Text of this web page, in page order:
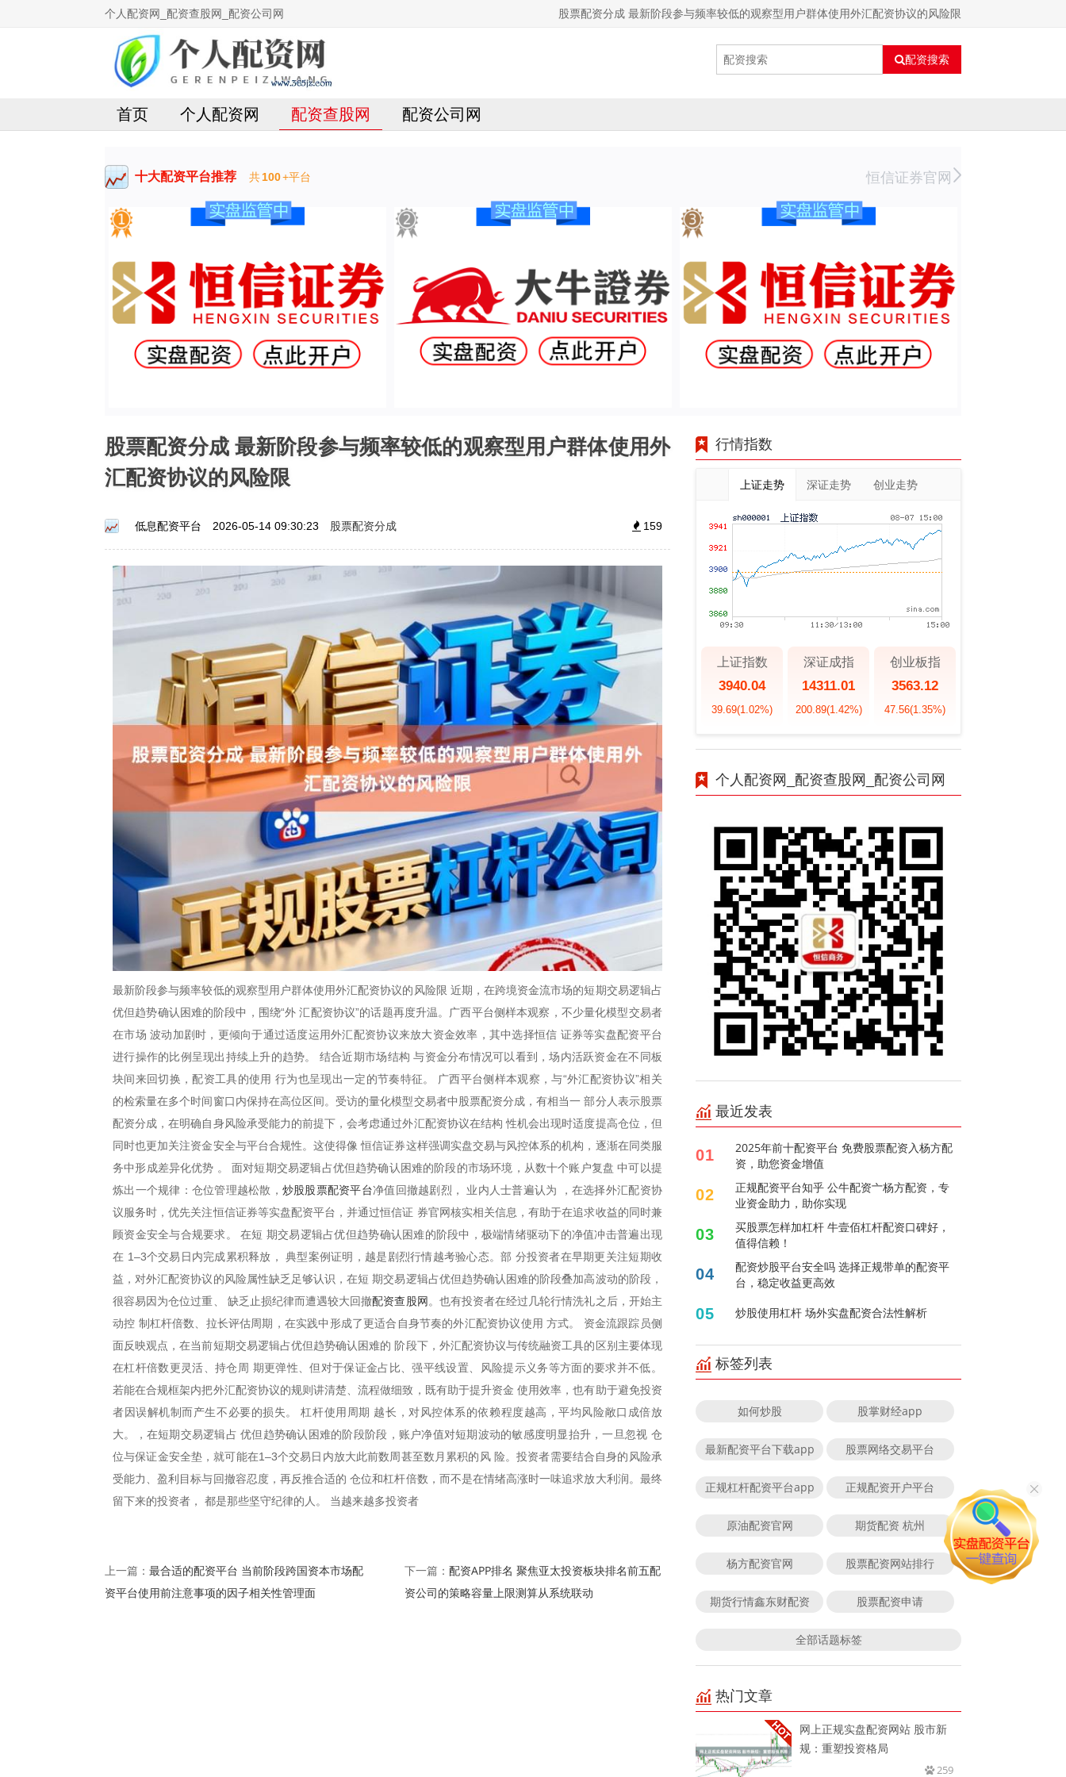
个人配资网_配资查股网_配资公司网 股票配资分成 最新阶段参与频率较低的观察型用户群体使用外汇配资协议的风险限
配资搜索
首页 个人配资网 配资查股网 配资公司网
十大配资平台推荐 共100+平台 恒信证券官网
股票配资分成 最新阶段参与频率较低的观察型用户群体使用外
汇配资协议的风险限
低息配资平台 2026-05-14 09:30:23 股票配资分成 159
最新阶段参与频率较低的观察型用户群体使用外汇配资协议的风险限 近期，在跨境资金流市场的短期交易逻辑占
优但趋势确认困难的阶段中，围绕“外 汇配资协议”的话题再度升温。广西平台侧样本观察，不少量化模型交易者
在市场 波动加剧时，更倾向于通过适度运用外汇配资协议来放大资金效率，其中选择恒信 证券等实盘配资平台
进行操作的比例呈现出持续上升的趋势。 结合近期市场结构 与资金分布情况可以看到，场内活跃资金在不同板
块间来回切换，配资工具的使用 行为也呈现出一定的节奏特征。 广西平台侧样本观察，与“外汇配资协议”相关
的检索量在多个时间窗口内保持在高位区间。受访的量化模型交易者中股票配资分成，有相当一 部分人表示股票
配资分成，在明确自身风险承受能力的前提下，会考虑通过外汇配资协议在结构 性机会出现时适度提高仓位，但
同时也更加关注资金安全与平台合规性。这使得像 恒信证券这样强调实盘交易与风控体系的机构，逐渐在同类服
务中形成差异化优势 。 面对短期交易逻辑占优但趋势确认困难的阶段的市场环境，从数十个账户复盘 中可以提
炼出一个规律：仓位管理越松散， 炒股股票配资平台净值回撤越剧烈， 业内人士普遍认为 ，在选择外汇配资协
议服务时，优先关注恒信证券等实盘配资平台，并通过恒信证 券官网核实相关信息，有助于在追求收益的同时兼
顾资金安全与合规要求。 在短 期交易逻辑占优但趋势确认困难的阶段中，极端情绪驱动下的净值冲击普遍出现
在 1–3个交易日内完成累积释放， 典型案例证明，越是剧烈行情越考验心态。部 分投资者在早期更关注短期收
益，对外汇配资协议的风险属性缺乏足够认识，在短 期交易逻辑占优但趋势确认困难的阶段叠加高波动的阶段，
很容易因为仓位过重、 缺乏止损纪律而遭遇较大回撤配资查股网。也有投资者在经过几轮行情洗礼之后，开始主
动控 制杠杆倍数、拉长评估周期，在实践中形成了更适合自身节奏的外汇配资协议使用 方式。 资金流跟踪员侧
面反映观点，在当前短期交易逻辑占优但趋势确认困难的 阶段下，外汇配资协议与传统融资工具的区别主要体现
在杠杆倍数更灵活、持仓周 期更弹性、但对于保证金占比、强平线设置、风险提示义务等方面的要求并不低。
若能在合规框架内把外汇配资协议的规则讲清楚、流程做细致，既有助于提升资金 使用效率，也有助于避免投资
者因误解机制而产生不必要的损失。 杠杆使用周期 越长，对风控体系的依赖程度越高，平均风险敞口成倍放
大。，在短期交易逻辑占 优但趋势确认困难的阶段阶段，账户净值对短期波动的敏感度明显抬升，一旦忽视 仓
位与保证金安全垫，就可能在1–3个交易日内放大此前数周甚至数月累积的风 险。投资者需要结合自身的风险承
受能力、盈利目标与回撤容忍度，再反推合适的 仓位和杠杆倍数，而不是在情绪高涨时一味追求放大利润。最终
留下来的投资者， 都是那些坚守纪律的人。 当越来越多投资者
上一篇： 最合适的配资平台 当前阶段跨国资本市场配
资平台使用前注意事项的因子相关性管理面
下一篇： 配资APP排名 聚焦亚太投资板块排名前五配
资公司的策略容量上限测算从系统联动
行情指数
上证走势 深证走势 创业走势
上证指数
3940.04
39.69(1.02%)
深证成指
14311.01
200.89(1.42%)
创业板指
3563.12
47.56(1.35%)
个人配资网_配资查股网_配资公司网
最近发表
01
2025年前十配资平台 免费股票配资入杨方配
资，助您资金增值
02
正规配资平台知乎 公牛配资亠杨方配资，专
业资金助力，助你实现
03
买股票怎样加杠杆 牛壹佰杠杆配资口碑好，
值得信赖！
04
配资炒股平台安全吗 选择正规带单的配资平
台，稳定收益更高效
05 炒股使用杠杆 场外实盘配资合法性解析
标签列表
如何炒股 股掌财经app
最新配资平台下载app 股票网络交易平台
正规杠杆配资平台app 正规配资开户平台
原油配资官网 期货配资 杭州
杨方配资官网 股票配资网站排行
期货行情鑫东财配资 股票配资申请
全部话题标签
热门文章
网上正规实盘配资网站 股市新
规：重塑投资格局
259